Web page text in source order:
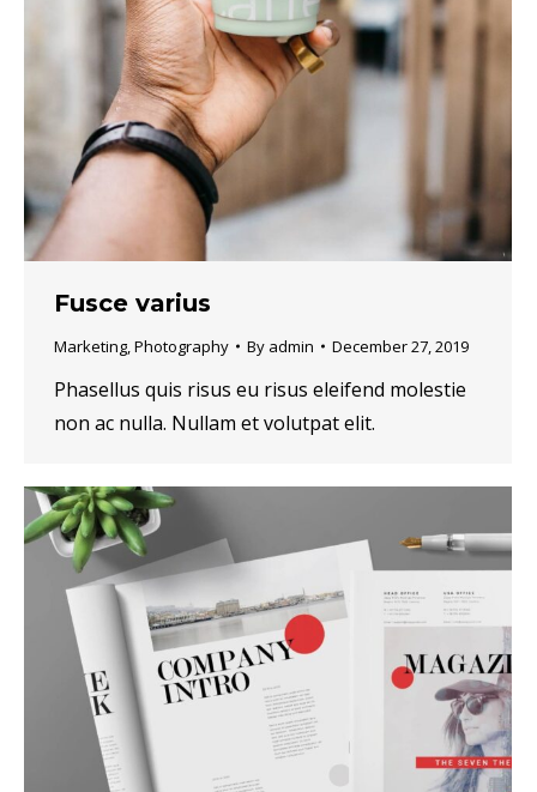
Fusce varius
Marketing,Photography By admin December 27, 2019
Phasellus quis risus eu risus eleifend molestie
non ac nulla. Nullam et volutpat elit.